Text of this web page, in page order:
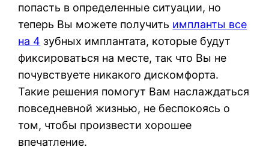
попасть в определенные ситуации, но
теперь Вы можете получить импланты все
на 4 зубных имплантата, которые будут
фиксироваться на месте, так что Вы не
почувствуете никакого дискомфорта.
Такие решения помогут Вам наслаждаться
повседневной жизнью, не беспокоясь о
том, чтобы произвести хорошее
впечатление.